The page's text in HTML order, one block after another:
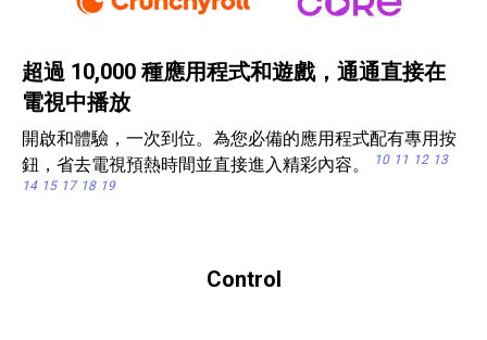
超過 10,000 種應用程式和遊戲，通通直接在
電視中播放
開啟和體驗，一次到位。為您必備的應用程式配有專用按
鈕，省去電視預熱時間並直接進入精彩內容。
10 11 12 13
14 15 17 18 19
Control